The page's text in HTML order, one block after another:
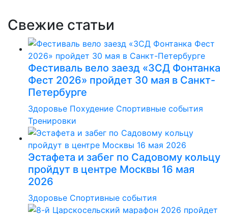
Свежие статьи
Фестиваль вело заезд «ЗСД Фонтанка
Фест 2026» пройдет 30 мая в Санкт-
Петербурге
Здоровье Похудение Спортивные события
Тренировки
Эстафета и забег по Садовому кольцу
пройдут в центре Москвы 16 мая
2026
Здоровье Спортивные события